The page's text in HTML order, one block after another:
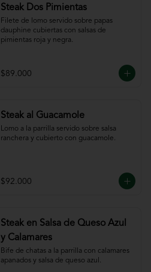
Steak Dos Pimientas
Filete de lomo servido sobre papas
dauphine cubiertas con salsas de
pimientas roja y negra.
$89.000
Steak al Guacamole
Lomo a la parrilla servido sobre salsa
ranchera y cubierto con guacamole.
$92.000
Steak en Salsa de Queso Azul
y Calamares
Bife de chatas a la parrilla con calamares
apanados y salsa de queso azul.